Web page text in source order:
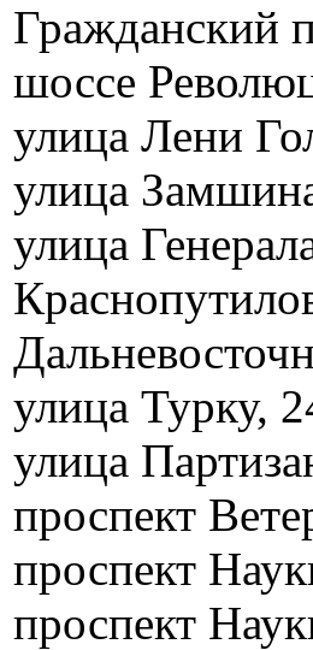
Гражданский
шоссе
улица Лени
улица
улица
улица Турку,
улица
проспект
проспект
проспект